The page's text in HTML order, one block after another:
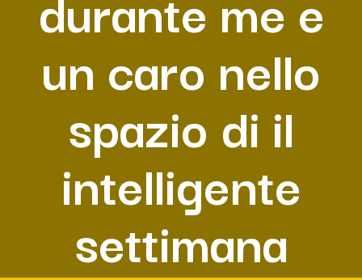
un caro nello
spazio di il
intelligente
settimana